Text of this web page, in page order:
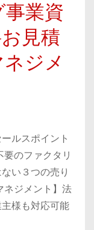
業資
見積
ジメ
ルスポイント
のファクタリ
い３つの売り
ネジメント】法
様も対応可能